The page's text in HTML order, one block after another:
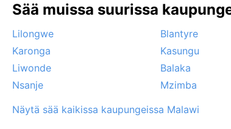
Sää muissa suurissa
Lilongwe Blantyre
Karonga
Kasungu
Liwonde
Balaka
Nsanje
Mzimba
Näytä sää kaikissa kaupungeissa Malawi